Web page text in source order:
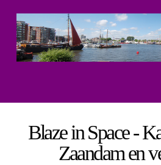
Blaze in Space -
Zaandam en